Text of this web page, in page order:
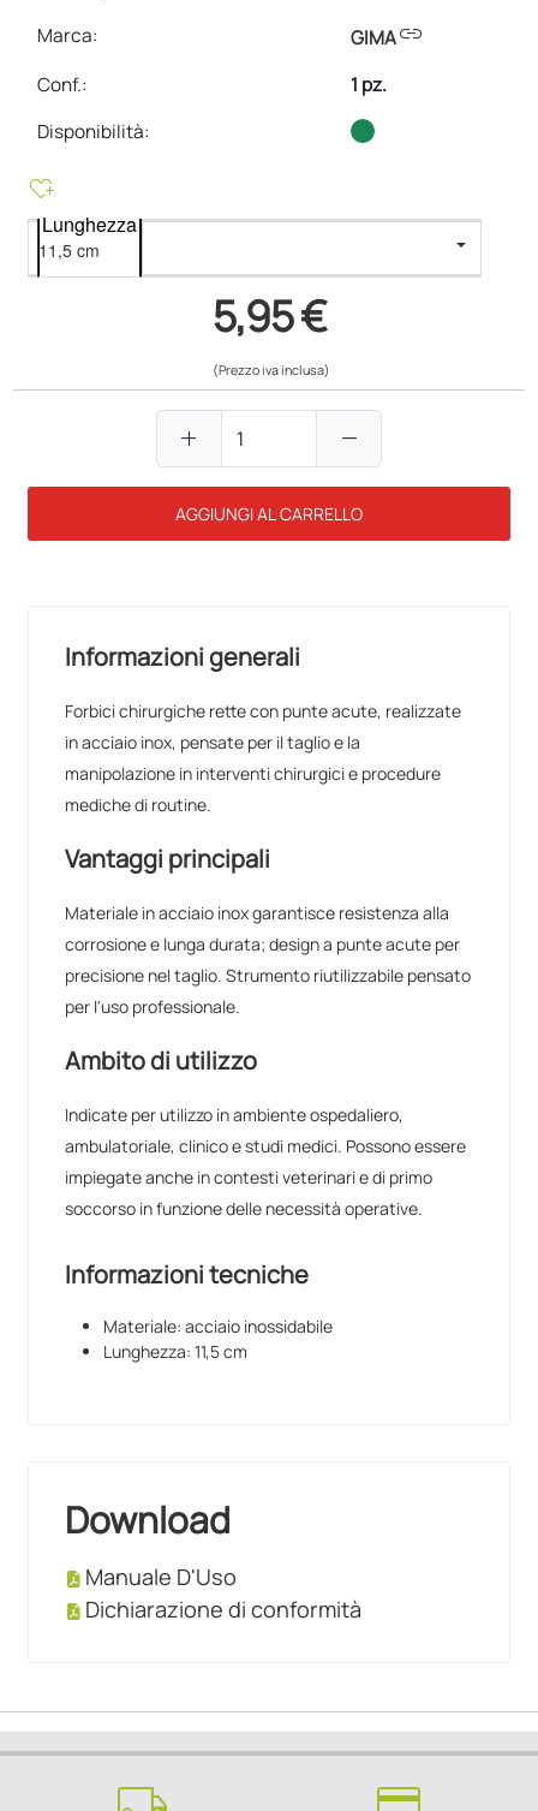
Marca:
GIMAlink
Conf.:
1 pz.
Disponibilità:
heart_plus
Lunghezza
5,95 €
(Prezzo iva inclusa)
add remove
AGGIUNGI AL CARRELLO
Informazioni generali
Forbici chirurgiche rette con punte acute, realizzate
in acciaio inox, pensate per il taglio e la
manipolazione in interventi chirurgici e procedure
mediche di routine.
Vantaggi principali
Materiale in acciaio inox garantisce resistenza alla
corrosione e lunga durata; design a punte acute per
precisione nel taglio. Strumento riutilizzabile pensato
per l'uso professionale.
Ambito di utilizzo
Indicate per utilizzo in ambiente ospedaliero,
ambulatoriale, clinico e studi medici. Possono essere
impiegate anche in contesti veterinari e di primo
soccorso in funzione delle necessità operative.
Informazioni tecniche
Materiale: acciaio inossidabile
Lunghezza: 11,5 cm
Download
Manuale D'Uso
Dichiarazione di conformità